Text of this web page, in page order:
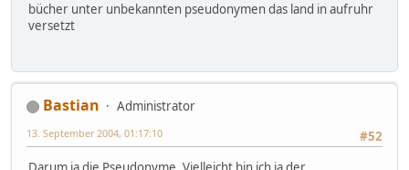
bücher unter unbekannten pseudonymen das land in aufruhr
versetzt
Bastian
Administrator
#52
13. September 2004, 01:17:10